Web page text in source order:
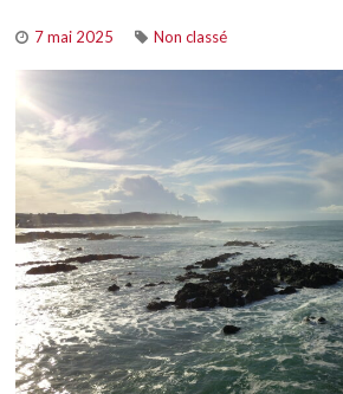
7 mai 2025 Non classé